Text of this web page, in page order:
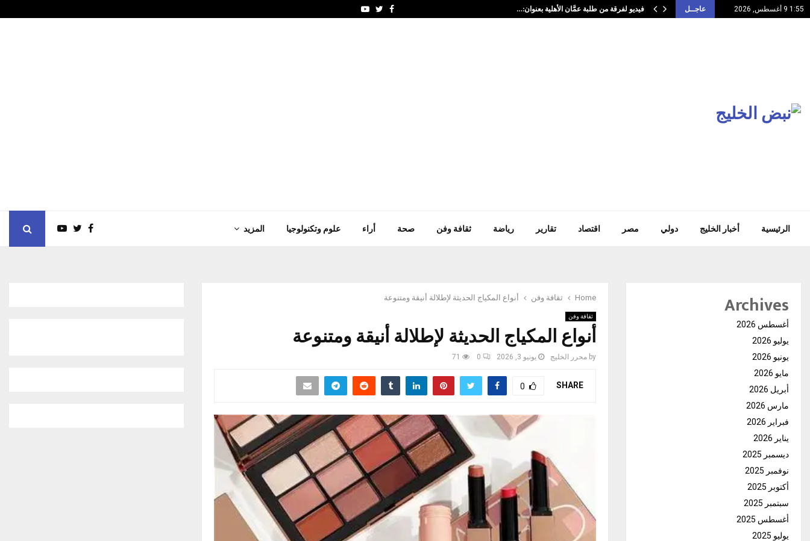
1:55 9 أغسطس, 2026 عاجــل والسياحة… فيديو لفرقة من طلبة عمَّان الأهلية بعنوان:… Facebook
Twitter
Youtube
الرئيسية أخبار الخليج دولي مصر اقتصاد تقارير رياضة ثقافة وفن صحة أراء علوم وتكنولوجيا المزيد
Home ثقافة وفن أنواع المكياج الحديثة لإطلالة أنيقة ومتنوعة
ثقافة وفن
أنواع المكياج الحديثة لإطلالة أنيقة ومتنوعة
by محرر الخليج يونيو 3, 2026 0
71
SHARE
0
Archives
أغسطس 2026
يوليو 2026
يونيو 2026
مايو 2026
أبريل 2026
مارس 2026
فبراير 2026
يناير 2026
ديسمبر 2025
نوفمبر 2025
أكتوبر 2025
سبتمبر 2025
أغسطس 2025
يوليو 2025